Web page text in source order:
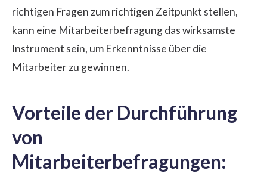
richtigen Fragen zum richtigen Zeitpunkt stellen,
kann eine Mitarbeiterbefragung das wirksamste
Instrument sein, um Erkenntnisse über die
Mitarbeiter zu gewinnen.
Vorteile der Durchführung
von
Mitarbeiterbefragungen: